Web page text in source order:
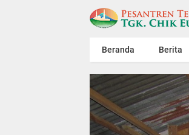
Beranda Berita